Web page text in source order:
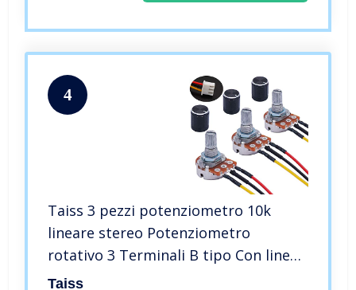
4
Taiss 3 pezzi potenziometro 10k
lineare stereo Potenziometro
rotativo 3 Terminali B tipo Con linea
di saldatura Con manopola,per
Taiss